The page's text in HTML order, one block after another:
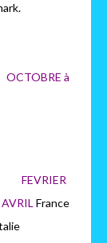
OCTOBRE à
FEVRIER
France
Italie